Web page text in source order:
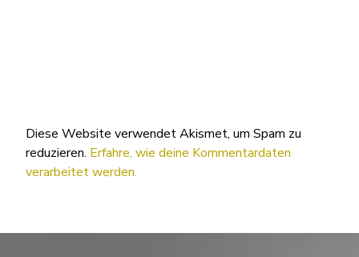
Diese Website verwendet Akismet, um Spam zu
reduzieren. Erfahre, wie deine Kommentardaten
verarbeitet werden.